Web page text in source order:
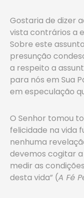
Gostaria de dizer
vista contrários a
Sobre este
presunção
a respeito a
para nós em Sua
em especulação
O Senhor tomou
felicidade na vida
nenhuma
devemos cogitar
medir as
desta vida” (A Fé